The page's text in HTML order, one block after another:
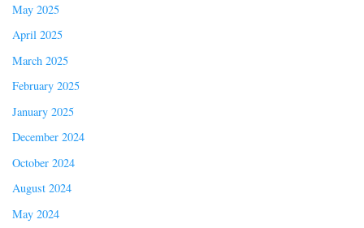
May 2025
April 2025
March 2025
February 2025
January 2025
December 2024
October 2024
August 2024
May 2024